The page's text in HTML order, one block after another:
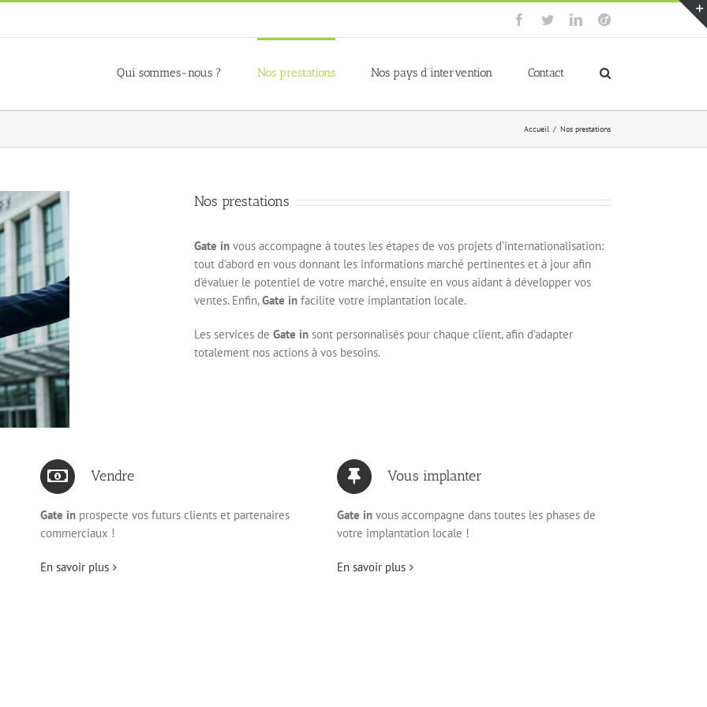
Facebook
TwitterLinkedIn
Viadeo
Qui sommes-nous ? Nos prestations Nos pays d’intervention Contact
Accueil / Nos prestations
Nos prestations
Gate in vous accompagne à toutes les étapes de vos projets d’internationalisation:
tout d’abord en vous donnant les informations marché pertinentes et à jour afin
d’évaluer le potentiel de votre marché, ensuite en vous aidant à développer vos
ventes. Enfin,Gate in facilite votre implantation locale.
Les services de Gate in sont personnalisés pour chaque client, afin d’adapter
totalement nos actions à vos besoins.
Vendre
Gate inprospecte vos futurs clients et partenaires
commerciaux !
En savoir plus
Vous implanter
Gate in vous accompagne dans toutes les phases de
votre implantation locale !
En savoir plus